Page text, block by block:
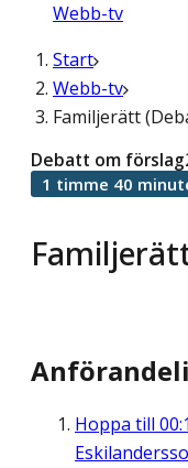
Webb-tv
Start
Webb-tv
Familjerätt
Debatt om förslag
1 timme 40
Hoppa till